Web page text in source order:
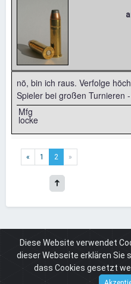
nö, bin ich raus. Verfolge
Spieler bei großen Turnieren
Mfg
locke
« 1 2 »
Board Real WorldSport &
Diese Website verwendet
dieser Webseite erklären Sie
dass Cookies gesetzt